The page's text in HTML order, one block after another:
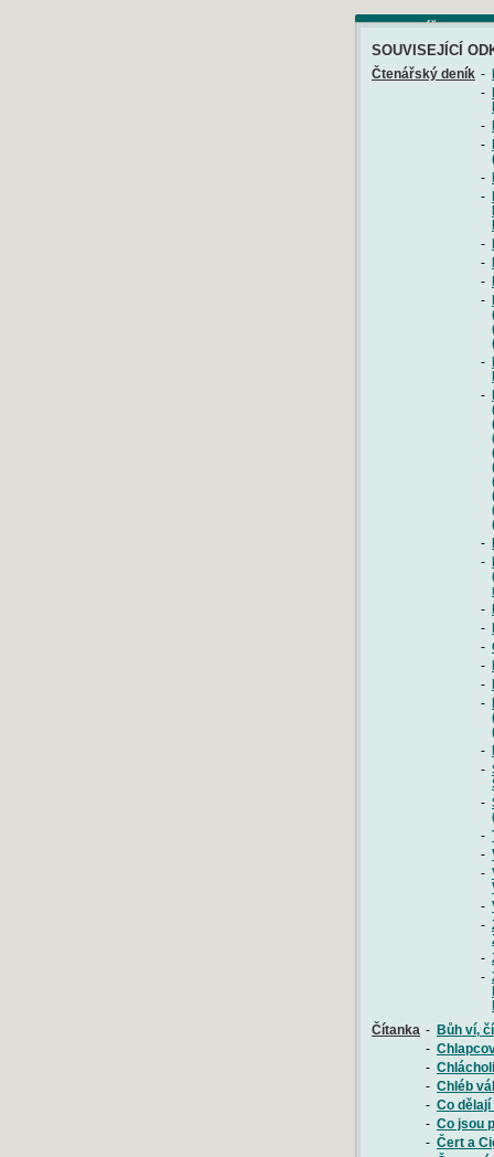
Komentáře
SOUVISEJÍCÍ
Čtenářský deník -
-
-
-
-
-
-
-
-
-
-
-
-
-
-
-
-
-
-
-
-
-
-
-
-
-
-
-
-
-
Čítanka -
Bůh ví,
-
-
- Chléb
- Co
- Co jsou
- Čert a